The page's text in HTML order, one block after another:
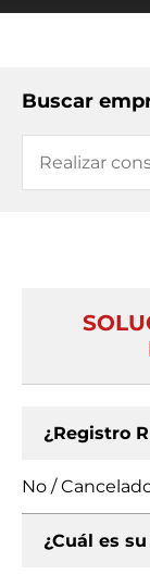
Buscar
¿Registro
No /
¿Cuál es su